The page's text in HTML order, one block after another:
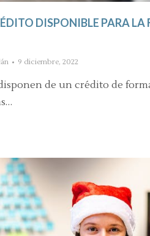
DISPONIBLE PARA
9 diciembre, 2022
de un crédito de